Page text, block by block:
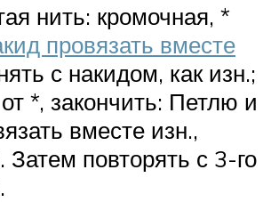
нить: кромочная, *
провязать вместе
с накидом, как изн.;
*, закончить: Петлю и
вместе изн.,
Затем повторять с 3-го